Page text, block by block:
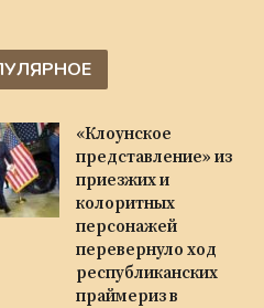
«Клоунское
представление» из
приезжих и
колоритных
персонажей
перевернуло ход
республиканских
праймериз в